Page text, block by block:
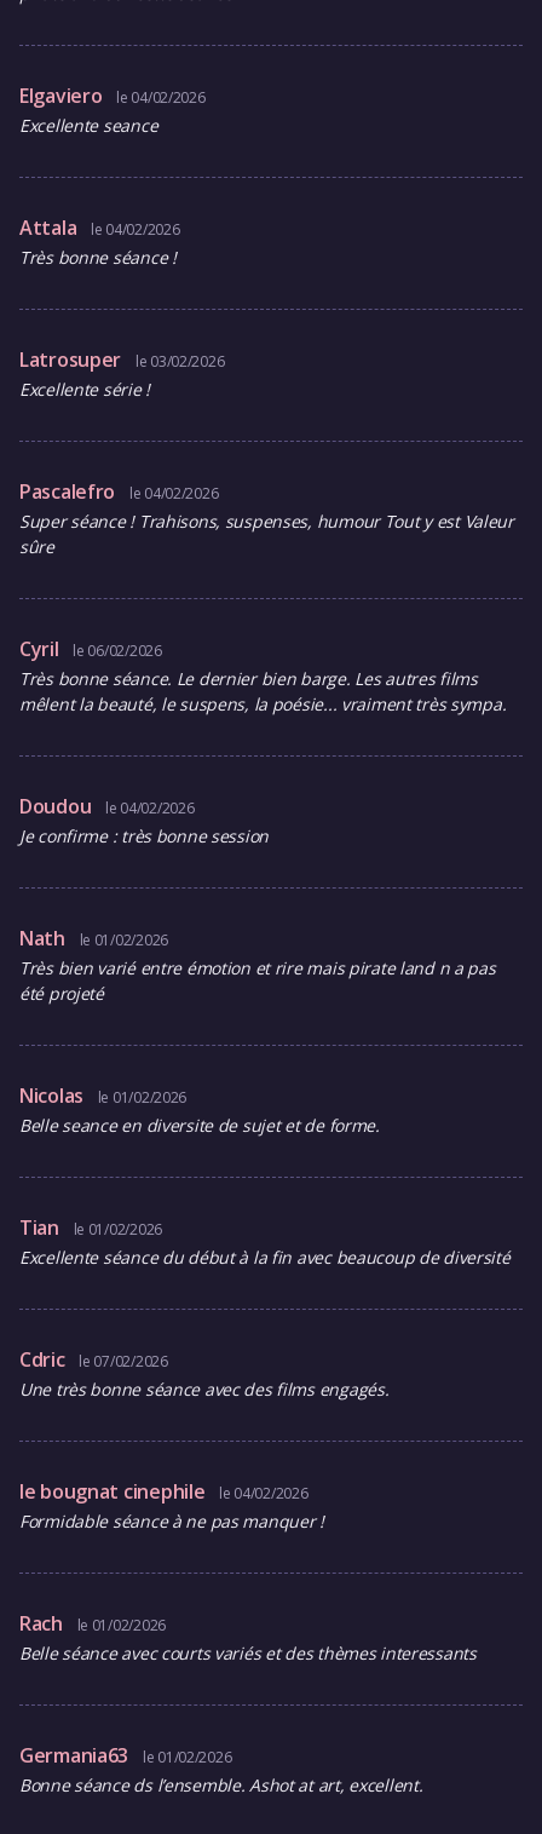
Elgaviero le 04/02/2026
Excellente seance
Attala le 04/02/2026
Très bonne séance !
Latrosuper le 03/02/2026
Excellente série !
Pascalefro le 04/02/2026
Super séance ! Trahisons, suspenses, humour Tout y est Valeur
sûre
Cyril le 06/02/2026
Très bonne séance. Le dernier bien barge. Les autres films
mêlent la beauté, le suspens, la poésie... vraiment très sympa.
Doudou le 04/02/2026
Je confirme : très bonne session
Nath le 01/02/2026
Très bien varié entre émotion et rire mais pirate land n a pas
été projeté
Nicolas le 01/02/2026
Belle seance en diversite de sujet et de forme.
Tian le 01/02/2026
Excellente séance du début à la fin avec beaucoup de diversité
Cdric le 07/02/2026
Une très bonne séance avec des films engagés.
le bougnat cinephile le 04/02/2026
Formidable séance à ne pas manquer !
Rach le 01/02/2026
Belle séance avec courts variés et des thèmes interessants
Germania63 le 01/02/2026
Bonne séance ds l’ensemble. Ashot at art, excellent.